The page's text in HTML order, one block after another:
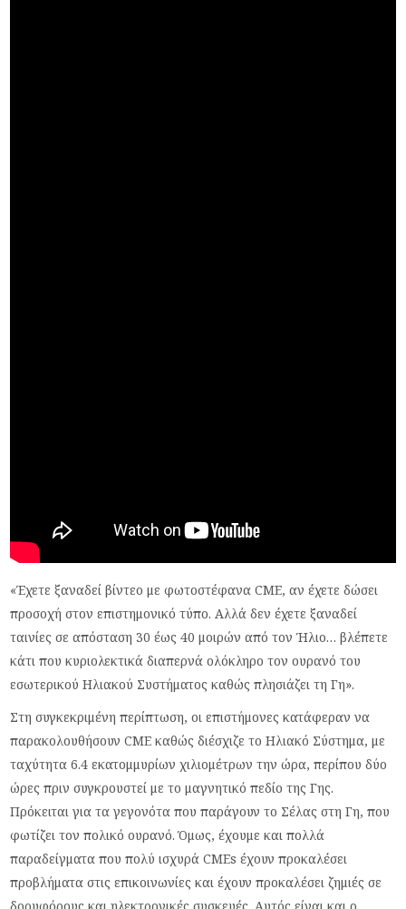
«Έχετε ξαναδεί βίντεο με φωτοστέφανα CME, αν έχετε δώσει
προσοχή στον επιστημονικό τύπο. Αλλά δεν έχετε ξαναδεί
ταινίες σε απόσταση 30 έως 40 μοιρών από τον Ήλιο… βλέπετε
κάτι που κυριολεκτικά διαπερνά ολόκληρο τον ουρανό του
εσωτερικού Ηλιακού Συστήματος καθώς πλησιάζει τη Γη».
Στη συγκεκριμένη περίπτωση, οι επιστήμονες κατάφεραν να
παρακολουθήσουν CME καθώς διέσχιζε το Ηλιακό Σύστημα, με
ταχύτητα 6.4 εκατομμυρίων χιλιομέτρων την ώρα, περίπου δύο
ώρες πριν συγκρουστεί με το μαγνητικό πεδίο της Γης.
Πρόκειται για τα γεγονότα που παράγουν το Σέλας στη Γη, που
φωτίζει τον πολικό ουρανό. Όμως, έχουμε και πολλά
παραδείγματα που πολύ ισχυρά CMEs έχουν προκαλέσει
προβλήματα στις επικοινωνίες και έχουν προκαλέσει ζημιές σε